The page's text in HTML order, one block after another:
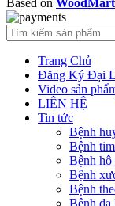
Based on WoodMart
Trang Chủ
Đăng Ký Đại
Video sản
LIÊN HỆ
Tin tức
Bệnh
Bệnh
Bệnh hô
Bệnh
Bệnh
Bệnh da